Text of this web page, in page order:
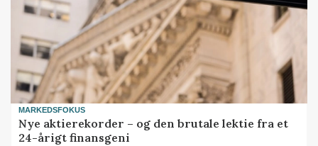
MARKEDSFOKUS
Nye aktierekorder – og den brutale lektie fra et
24-årigt finansgeni